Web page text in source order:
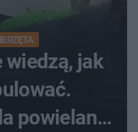
wiedzą, jak
powielane